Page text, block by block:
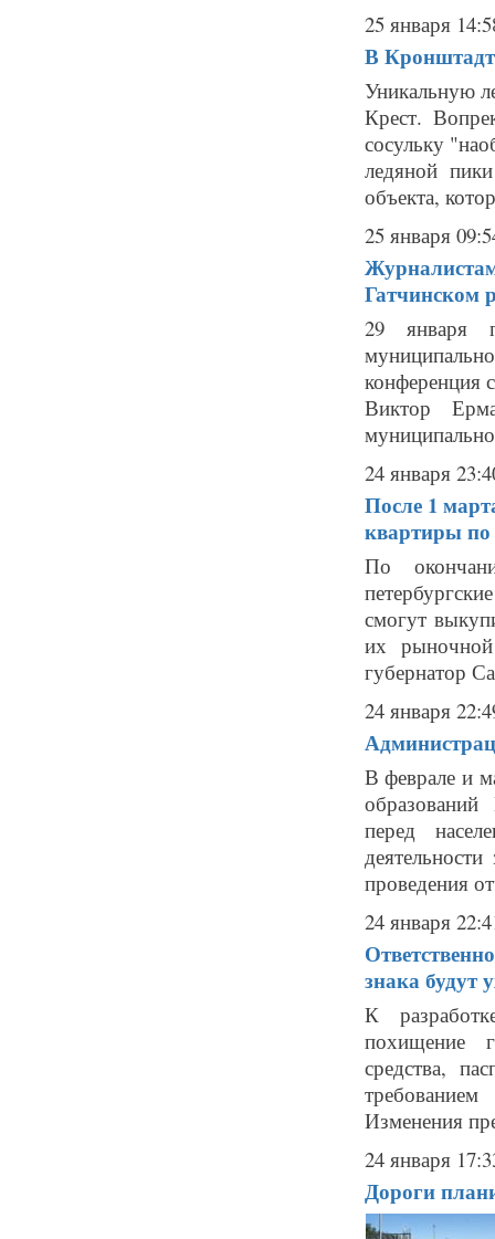
25 января
В
Уникальную
Крест.
сосульку
ледяной
объекта,
25 января
Гатчинском
29 января
конференция
Виктор
24 января
После 1
квартиры по
По
смогут
их рыночной
губернатор
24 января
В феврале и
перед
проведения
24 января
знака будут
К
похищение
средства,
Изменения
24 января
Дороги